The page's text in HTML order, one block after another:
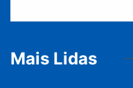
Mais Lidas